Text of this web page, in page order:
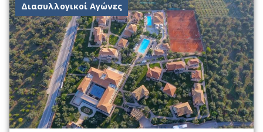
Διασυλλογικοί Αγώνες